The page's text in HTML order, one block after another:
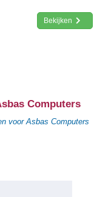
Bekijken
Computers
voor Asbas Computers